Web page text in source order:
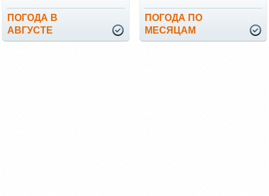
ПОГОДА В
АВГУСТЕ
ПОГОДА ПО
МЕСЯЦАМ